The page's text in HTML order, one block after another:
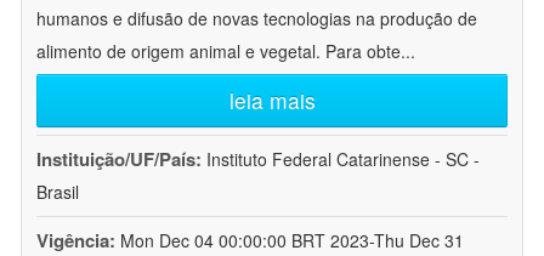
humanos e difusão de novas tecnologias na produção de
alimento de origem animal e vegetal. Para obte...
leia mais
Instituição/UF/País: Instituto Federal Catarinense - SC -
Brasil
Vigência: Mon Dec 04 00:00:00 BRT 2023-Thu Dec 31